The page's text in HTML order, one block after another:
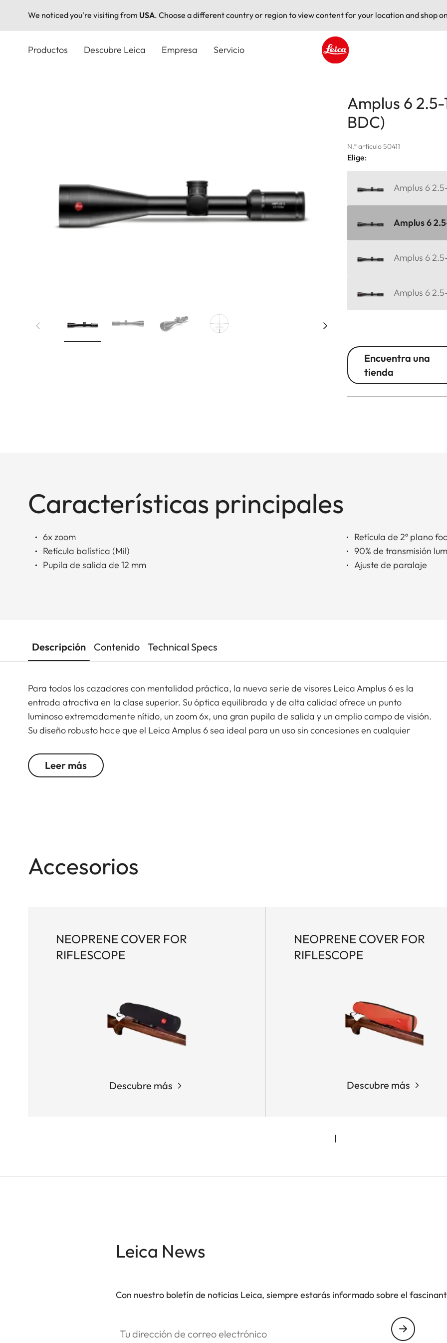
We noticed you're visiting from USA. Choose a different country or region to view content for your location and shop
Productos Descubre Leica Empresa Servicio
Amplus 6
BDC)
N.º artículo 50411
Elige:
Amplus 6
Amplus 6
Amplus 6
Amplus 6
Encuentra una
tienda
Características principales
6x zoom
Retícula balística (Mil)
Pupila de salida de 12 mm
Retícula de 2º plano
90% de transmisión
Ajuste de paralaje
Descripción Contenido Technical Specs
Para todos los cazadores con mentalidad práctica, la nueva serie de visores Leica Amplus 6 es la
entrada atractiva en la clase superior. Su óptica equilibrada y de alta calidad ofrece un punto
luminoso extremadamente nítido, un zoom 6x, una gran pupila de salida y un amplio campo de visión.
Su diseño robusto hace que el Leica Amplus 6 sea ideal para un uso sin concesiones en cualquier
elementos funcionales garantiza un manejo seguro y flexible en el momento decisivo.
Leer más
Accesorios
NEOPRENE COVER FOR
RIFLESCOPE
Descubre más
NEOPRENE COVER FOR
RIFLESCOPE
Descubre más
Leica News
Con nuestro boletín de noticias Leica, siempre estarás informado sobre el